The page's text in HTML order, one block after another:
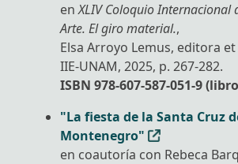
enXLIV Coloquio Internacional
Arte. El giro material.,
Elsa Arroyo Lemus, editora
IIE-UNAM, 2025, p. 267-282.
ISBN 978-607-587-051-9
"La fiesta de la Santa Cruz
Montenegro"
en coautoría con Rebeca